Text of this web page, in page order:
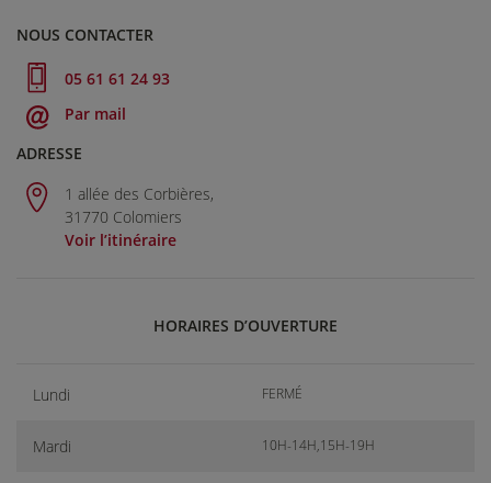
NOUS CONTACTER
05 61 61 24 93
Par mail
ADRESSE
1 allée des Corbières,
31770 Colomiers
Voir l’itinéraire
HORAIRES D’OUVERTURE
Lundi FERMÉ
Mardi 10H-14H,15H-19H